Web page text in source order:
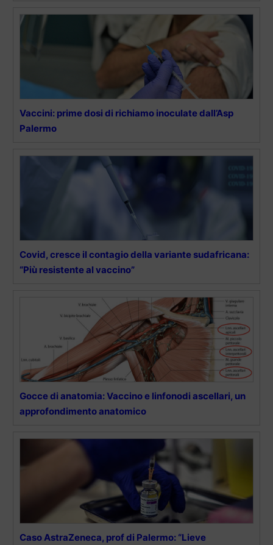
Vaccini: prime dosi di richiamo inoculate dall’Asp
Palermo
Covid, cresce il contagio della variante sudafricana:
“Più resistente al vaccino”
Gocce di anatomia: Vaccino e linfonodi ascellari, un
approfondimento anatomico
Caso AstraZeneca, prof di Palermo: “Lieve